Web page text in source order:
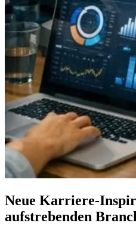
Neue Karriere-
aufstrebenden